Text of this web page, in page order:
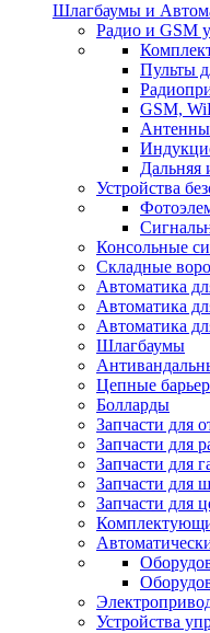
Шлагбаумы и
Радио и GSM
Пульты
GSM,
Дальняя
Устройства
Консольные
Складные
Автоматика
Автоматика
Автоматика
Шлагбаумы
Цепные
Болларды
Запчасти для
Запчасти для
Запчасти для
Запчасти для
Запчасти для
Устройства